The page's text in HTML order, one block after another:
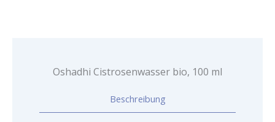
Oshadhi Cistrosenwasser bio, 100 ml
Beschreibung